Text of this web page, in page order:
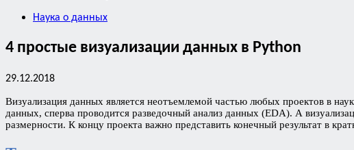
Наука о данных
4 простые визуализации данных в Python
29.12.2018
Визуализация данных является неотъемлемой частью любых проектов в
данных, сперва проводится разведочный анализ данных (EDA). А
размерности. К концу проекта важно представить конечный результат в